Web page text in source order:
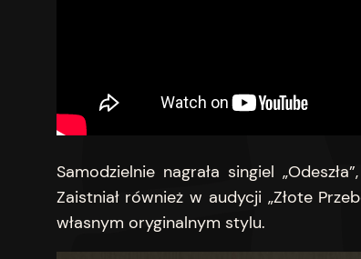
Samodzielnie nagrała singiel
Zaistniał również w audycji „Złote
własnym oryginalnym stylu.